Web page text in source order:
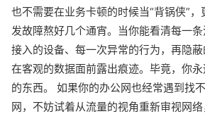
也不需要在业务卡顿的时候当“背锅侠”
发故障熬好几个通宵。当你能看清每一
接入的设备、每一次异常的行为，再隐
在客观的数据面前露出痕迹。毕竟，你
的东西。 如果你的办公网也经常遇到找
网，不妨试着从流量的视角重新审视网